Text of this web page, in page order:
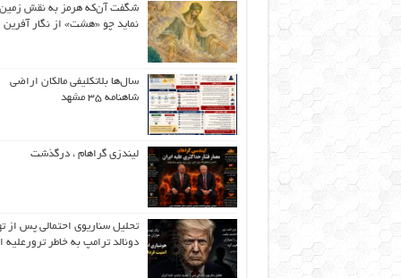
شگفت آن‌که هرمز به نقش زمین
نماید چو «هشت» از نگار آفرین
سال‌ها بلاتکلیفی مالکان اراضی
شاهنامه ۳۵ مشهد
لیندزی گراهام ، درگذشت
تحلیل سناریوی احتمالی پس از
دونالد ترامپ به خاطر ترورعلیه